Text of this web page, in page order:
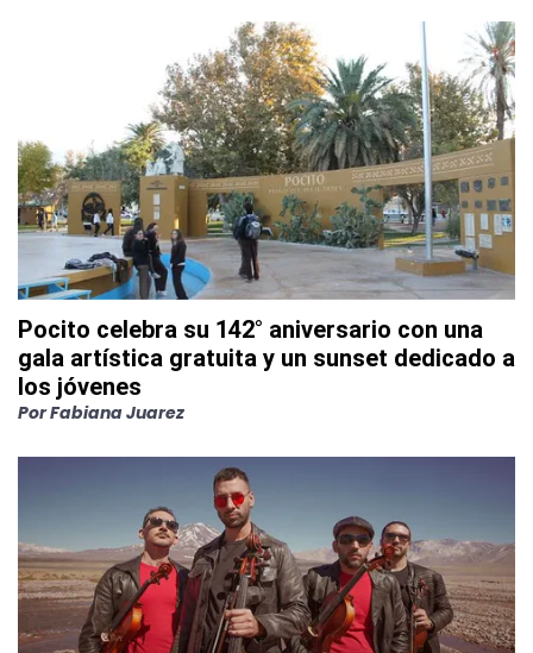
Pocito celebra su 142° aniversario con una
gala artística gratuita y un sunset dedicado a
los jóvenes
PorFabiana Juarez